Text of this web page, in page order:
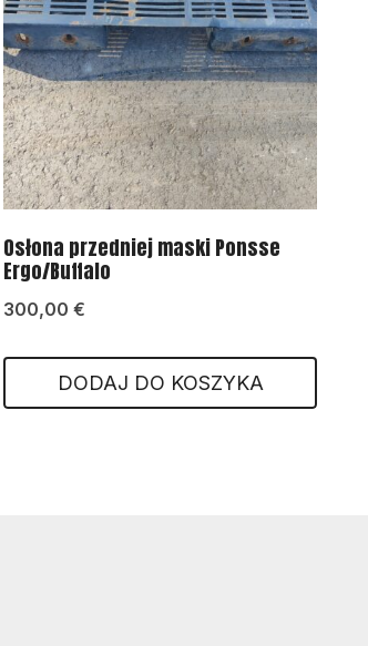
Osłona przedniej maski Ponsse
Ergo/Buffalo
300,00 €
DODAJ DO KOSZYKA